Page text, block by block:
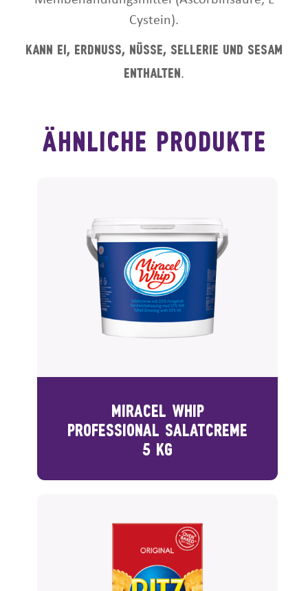
Cystein).
Kann Ei, Erdnuss, Nüsse, Sellerie und Sesam
Enthalten.
ähnliche produkte
MIRACEL WHIP
PROFESSIONAL SALATCREME
5 KG